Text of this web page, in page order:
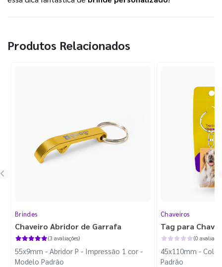
Produtos Relacionados
Brindes
Chaveiro Abridor de Garrafa
(3 avaliações)
55x9mm - Abridor P - Impressão 1 cor -
Modelo Padrão
Chaveiros
Tag para
(0
45x110mm -
Padrão